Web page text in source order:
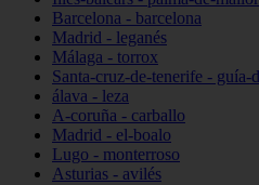
Barcelona - barcelona
Madrid - leganés
Málaga - torrox
Santa-cruz-de-tenerife - guía-
álava - leza
A-coruña - carballo
Madrid - el-boalo
Lugo - monterroso
Asturias - avilés